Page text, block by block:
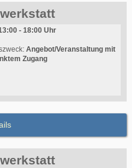
- 18:00 Uhr
Angebot/Veranstaltung mit
Zugang